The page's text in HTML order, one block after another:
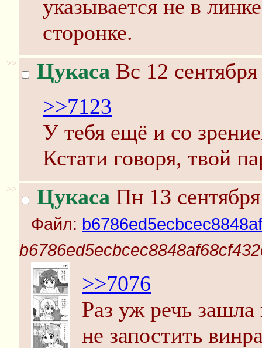
указывается не в
сторонке.
>> Цукаса Вс 12
>>7123
У тебя ещё и со
Кстати говоря, твой
>> Цукаса Пн 13
Файл:
>>7076
Раз уж речь
не запостить